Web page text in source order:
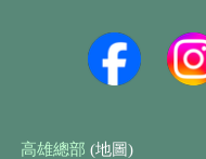
高雄總部 (地圖)